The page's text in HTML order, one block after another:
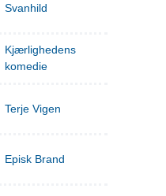
Svanhild
Kjærlighedens
komedie
Terje Vigen
Episk Brand